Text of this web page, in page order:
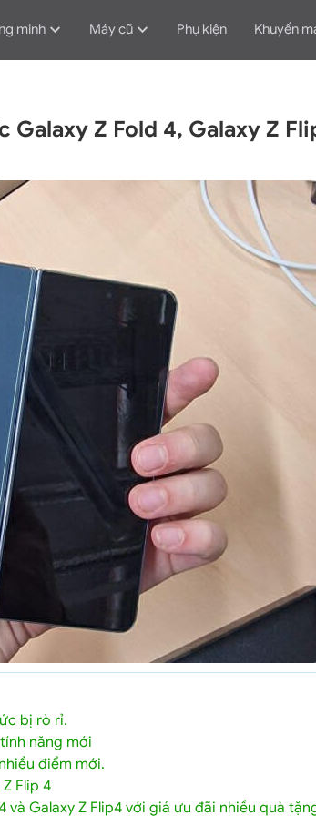
minh Máy cũ Phụ kiện Khuyến
Z Fold 4, Galaxy Z
bị rò rỉ.
năng mới
điểm mới.
Flip 4
và Galaxy Z Flip4 với giá ưu đãi nhiều quà